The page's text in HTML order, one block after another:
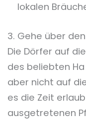
lokalen
3. Gehe über
Die Dörfer auf
des beliebten
aber nicht auf
es die Zeit
ausgetretenen